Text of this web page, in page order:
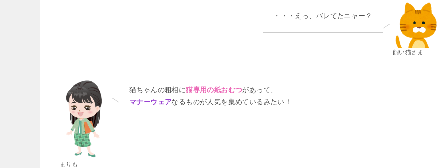
飼い猫さま
・・・えっ、バレてたニャー？
まりも
猫ちゃんの粗相に猫専用の紙おむつがあって、
マナーウェアなるものが人気を集めているみたい！